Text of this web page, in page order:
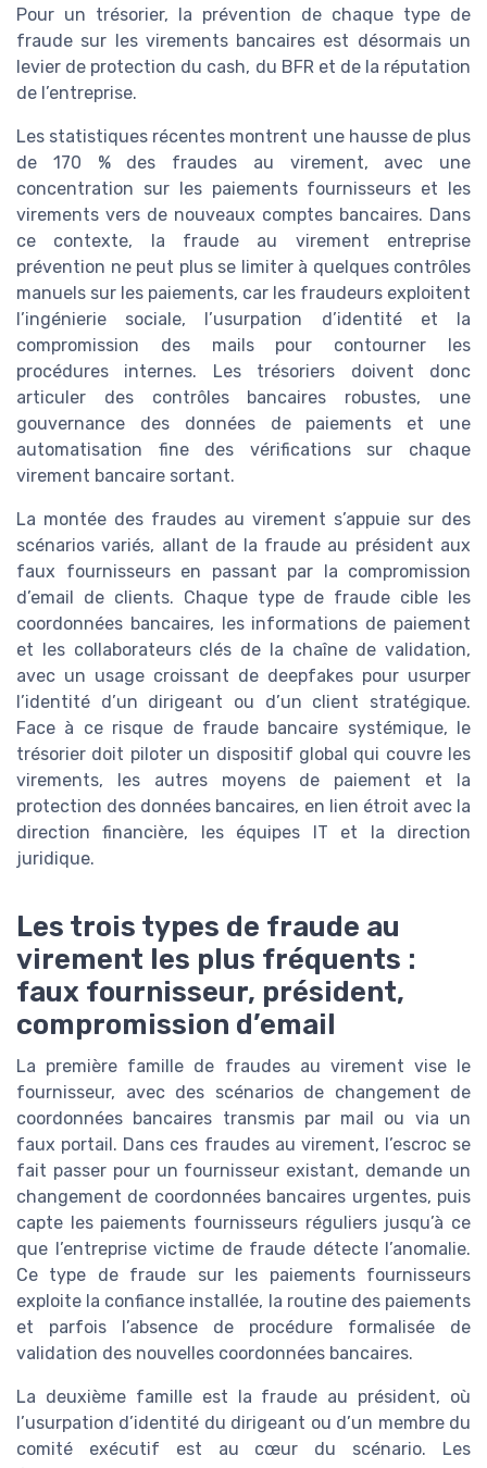
Pour un trésorier, la prévention de chaque type de
fraude sur les virements bancaires est désormais un
levier de protection du cash, du BFR et de la réputation
de l’entreprise.
Les statistiques récentes montrent une hausse de plus
de 170 % des fraudes au virement, avec une
concentration sur les paiements fournisseurs et les
virements vers de nouveaux comptes bancaires. Dans
ce contexte, la fraude au virement entreprise
prévention ne peut plus se limiter à quelques contrôles
manuels sur les paiements, car les fraudeurs exploitent
l’ingénierie sociale, l’usurpation d’identité et la
compromission des mails pour contourner les
procédures internes. Les trésoriers doivent donc
articuler des contrôles bancaires robustes, une
gouvernance des données de paiements et une
automatisation fine des vérifications sur chaque
virement bancaire sortant.
La montée des fraudes au virement s’appuie sur des
scénarios variés, allant de la fraude au président aux
faux fournisseurs en passant par la compromission
d’email de clients. Chaque type de fraude cible les
coordonnées bancaires, les informations de paiement
et les collaborateurs clés de la chaîne de validation,
avec un usage croissant de deepfakes pour usurper
l’identité d’un dirigeant ou d’un client stratégique.
Face à ce risque de fraude bancaire systémique, le
trésorier doit piloter un dispositif global qui couvre les
virements, les autres moyens de paiement et la
protection des données bancaires, en lien étroit avec la
direction financière, les équipes IT et la direction
juridique.
Les trois types de fraude au
virement les plus fréquents :
faux fournisseur, président,
compromission d’email
La première famille de fraudes au virement vise le
fournisseur, avec des scénarios de changement de
coordonnées bancaires transmis par mail ou via un
faux portail. Dans ces fraudes au virement, l’escroc se
fait passer pour un fournisseur existant, demande un
changement de coordonnées bancaires urgentes, puis
capte les paiements fournisseurs réguliers jusqu’à ce
que l’entreprise victime de fraude détecte l’anomalie.
Ce type de fraude sur les paiements fournisseurs
exploite la confiance installée, la routine des paiements
et parfois l’absence de procédure formalisée de
validation des nouvelles coordonnées bancaires.
La deuxième famille est la fraude au président, où
l’usurpation d’identité du dirigeant ou d’un membre du
comité exécutif est au cœur du scénario. Les